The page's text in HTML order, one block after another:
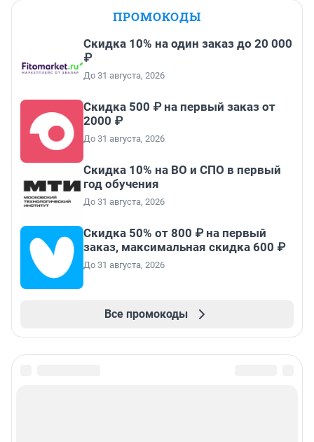
ПРОМОКОДЫ
Скидка 10% на один заказ до 20 000
₽
До 31 августа, 2026
Скидка 500 ₽ на первый заказ от
2000 ₽
До 31 августа, 2026
Скидка 10% на ВО и СПО в первый
год обучения
До 31 августа, 2026
Скидка 50% от 800 ₽ на первый
заказ, максимальная скидка 600 ₽
До 31 августа, 2026
Все промокоды